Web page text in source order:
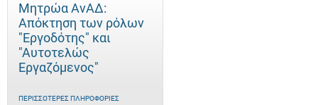
Μητρώα ΑνΑΔ:
Απόκτηση των ρόλων
"Εργοδότης" και
"Αυτοτελώς
Eργαζόμενος"
ΠΕΡΙΣΣΌΤΕΡΕΣ ΠΛΗΡΟΦΟΡΊΕΣ